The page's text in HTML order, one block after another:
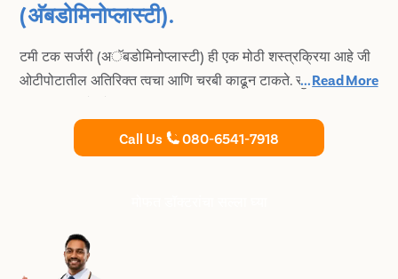
(अ‍ॅबडोमिनोप्लास्टी).
टमी टक सर्जरी (अॅबडोमिनोप्लास्टी) ही एक मोठी शस्त्रक्रिया आहे जी
ओटीपोटातील अतिरिक्त त्वचा आणि चरबी काढून टाकते. सुरक्षित आणि
तज्ञ आणि अत्यंत अनुभवी प्लास्टिक सर्जनचा सल्ला घ्या.
...Read More
Call Us 080-6541-7918